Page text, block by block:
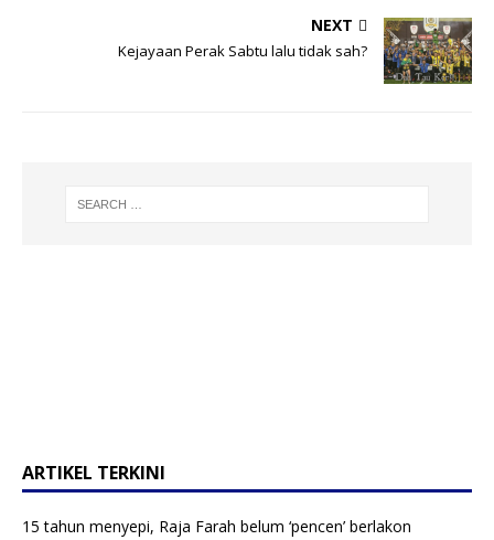
NEXT
Kejayaan Perak Sabtu lalu tidak sah?
ARTIKEL TERKINI
15 tahun menyepi, Raja Farah belum ‘pencen’ berlakon